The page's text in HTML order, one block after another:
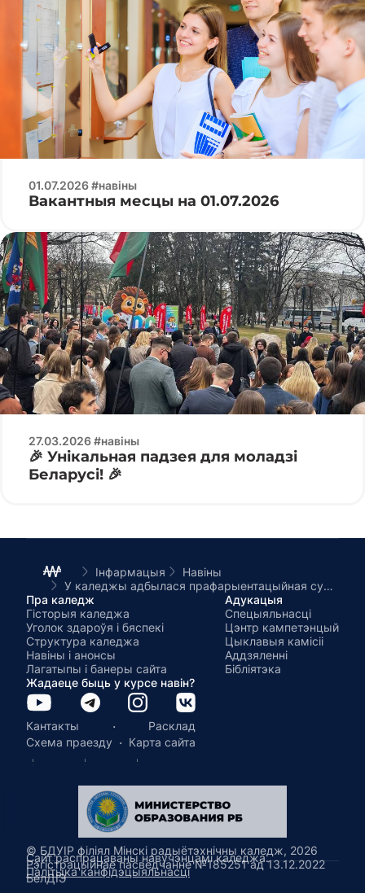
01.07.2026 #навіны
Вакантныя месцы на 01.07.2026
27.03.2026 #навіны
🎉 Унікальная падзея для моладзі
Беларусі! 🎉
Інфармацыя
Навіны
У каледжы адбылася прафарыентацыйная субота
Пра каледж
Гісторыя каледжа
Уголок здароўя і бяспекі
Структура каледжа
Навіны і анонсы
Лагатыпы і банеры сайта
Адукацыя
Спецыяльнасці
Цэнтр кампетэнцый
Цыклавыя камісіі
Аддзяленні
Бібліятэка
Жадаеце быць у курсе навін?
Кантакты ·
Расклад
Схема праезду · Карта сайта
Сайт распрацаваны навучэнцамі каледжа.
Палітыка канфідэцыяльнасці
© БДУІР філіял Мінскі радыётэхнічны каледж, 2026
Рэгістрацыйнае пасведчанне №185251 ад 13.12.2022
БелДІЭ